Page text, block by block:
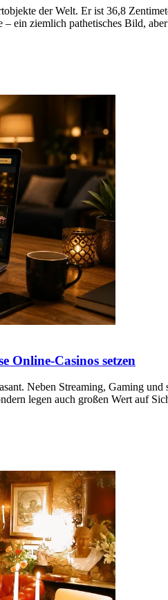
der Welt. Er ist 36,8
ein ziemlich pathetisches Bild, aber
Online-Casinos setzen
Neben Streaming, Gaming
legen auch großen Wert auf